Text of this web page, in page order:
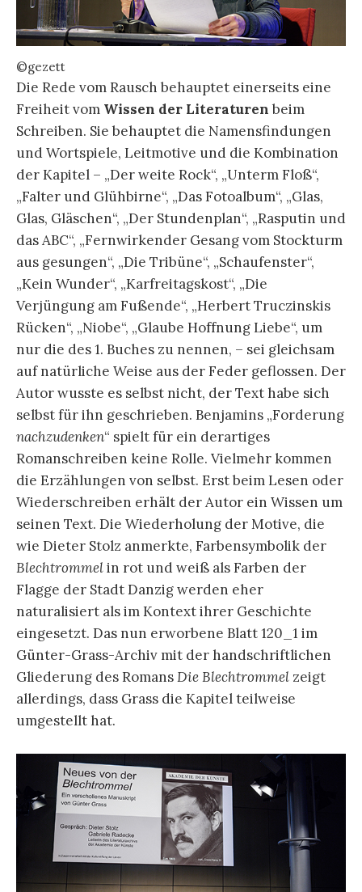
©gezett
Die Rede vom Rausch behauptet einerseits eine
Freiheit vom Wissen der Literaturen beim
Schreiben. Sie behauptet die Namensfindungen
und Wortspiele, Leitmotive und die Kombination
der Kapitel – „Der weite Rock“, „Unterm Floß“,
„Falter und Glühbirne“, „Das Fotoalbum“, „Glas,
Glas, Gläschen“, „Der Stundenplan“, „Rasputin und
das ABC“, „Fernwirkender Gesang vom Stockturm
aus gesungen“, „Die Tribüne“, „Schaufenster“,
„Kein Wunder“, „Karfreitagskost“, „Die
Verjüngung am Fußende“, „Herbert Truczinskis
Rücken“, „Niobe“, „Glaube Hoffnung Liebe“, um
nur die des 1. Buches zu nennen, – sei gleichsam
auf natürliche Weise aus der Feder geflossen. Der
Autor wusste es selbst nicht, der Text habe sich
selbst für ihn geschrieben. Benjamins „Forderung
nachzudenken“ spielt für ein derartiges
Romanschreiben keine Rolle. Vielmehr kommen
die Erzählungen von selbst. Erst beim Lesen oder
Wiederschreiben erhält der Autor ein Wissen um
seinen Text. Die Wiederholung der Motive, die
wie Dieter Stolz anmerkte, Farbensymbolik der
Blechtrommelin rot und weiß als Farben der
Flagge der Stadt Danzig werden eher
naturalisiert als im Kontext ihrer Geschichte
eingesetzt. Das nun erworbene Blatt 120_1 im
Günter-Grass-Archiv mit der handschriftlichen
Gliederung des RomansDie Blechtrommel zeigt
allerdings, dass Grass die Kapitel teilweise
umgestellt hat.